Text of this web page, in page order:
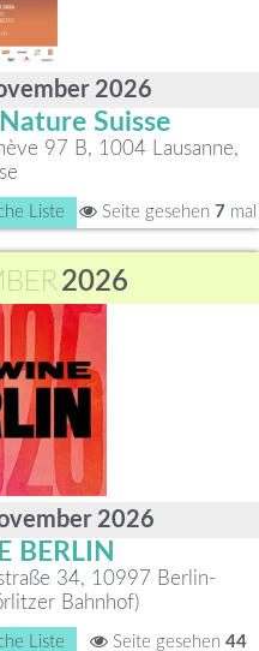
2026
Suisse
97 B, 1004 Lausanne,
Liste Seite gesehen 7 mal
2026
2026
BERLIN
34, 10997 Berlin-
Bahnhof)
Liste Seite gesehen 44